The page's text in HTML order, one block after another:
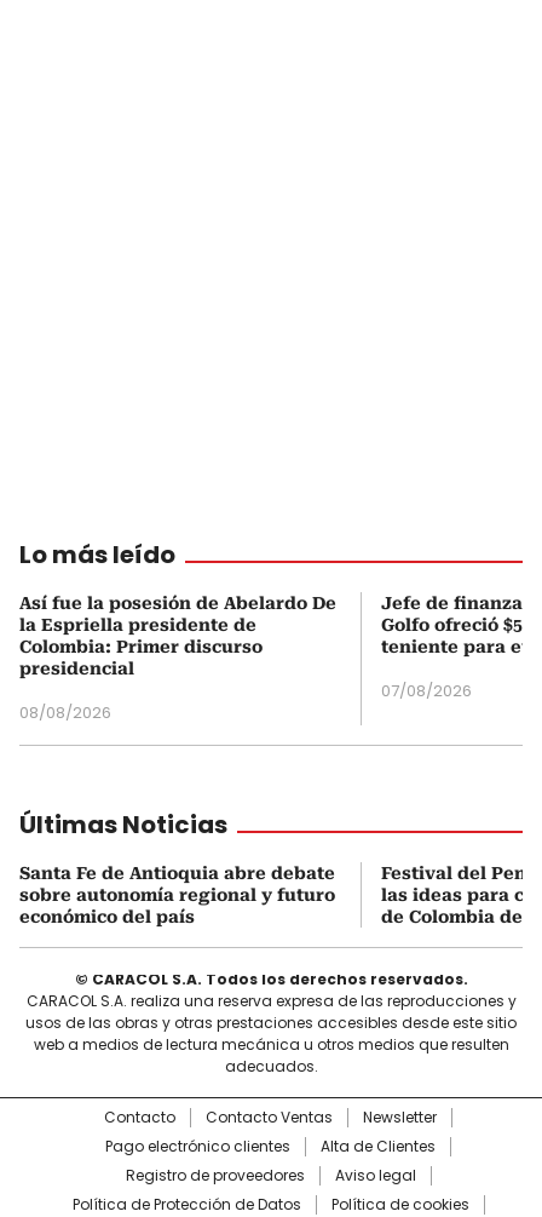
Lo más leído
Así fue la posesión de Abelardo De
la Espriella presidente de
Colombia: Primer discurso
presidencial
08/08/2026
Jefe de finanzas
Golfo ofreció
teniente para
07/08/2026
Últimas Noticias
Santa Fe de Antioquia abre debate
sobre autonomía regional y futuro
económico del país
Festival del
las ideas para
de Colombia
© CARACOL S.A. Todos los derechos reservados.
CARACOL S.A. realiza una reserva expresa de las reproducciones y
usos de las obras y otras prestaciones accesibles desde este sitio
web a medios de lectura mecánica u otros medios que resulten
adecuados.
Contacto Contacto Ventas
Newsletter
Pago electrónico clientes
Alta de Clientes
Registro de proveedores
Aviso legal
Política de Protección de Datos
Política de cookies